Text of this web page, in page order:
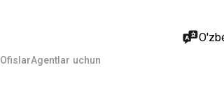
OfislarAgentlar uchun